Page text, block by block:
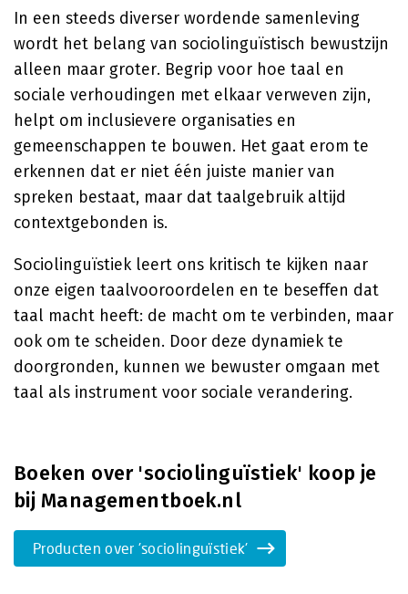
In een steeds diverser wordende samenleving
wordt het belang van sociolinguïstisch bewustzijn
alleen maar groter. Begrip voor hoe taal en
sociale verhoudingen met elkaar verweven zijn,
helpt om inclusievere organisaties en
gemeenschappen te bouwen. Het gaat erom te
erkennen dat er niet één juiste manier van
spreken bestaat, maar dat taalgebruik altijd
contextgebonden is.
Sociolinguïstiek leert ons kritisch te kijken naar
onze eigen taalvooroordelen en te beseffen dat
taal macht heeft: de macht om te verbinden, maar
ook om te scheiden. Door deze dynamiek te
doorgronden, kunnen we bewuster omgaan met
taal als instrument voor sociale verandering.
Boeken over 'sociolinguïstiek' koop je
bij Managementboek.nl
Producten over 'sociolinguïstiek'